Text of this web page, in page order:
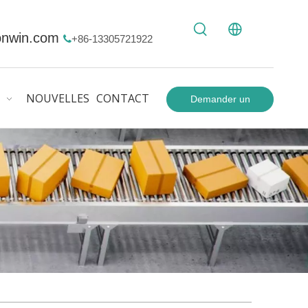
+86-13305721922
NOUVELLES CONTACT Demander un